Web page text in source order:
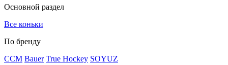
Основной раздел
Все коньки
По бренду
ССМ Bauer True Hockey SOYUZ